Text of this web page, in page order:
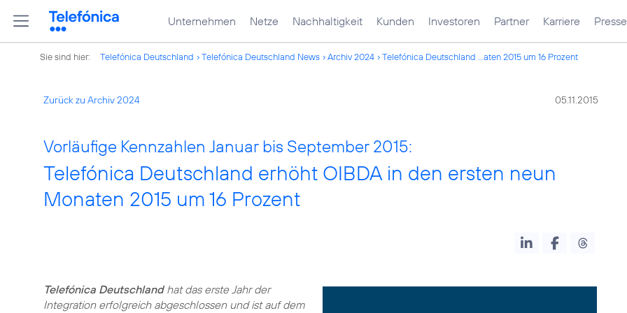
Unternehmen Netze Nachhaltigkeit Kunden Investoren Partner Karriere Presse
Sie sind hier: Telefónica Deutschland Telefónica Deutschland News Archiv 2024 Telefónica Deutschland ...aten 2015 um 16 Prozent
Zurück zu Archiv 2024 05.11.2015
Vorläufige Kennzahlen Januar bis September 2015:
Telefónica Deutschland erhöht OIBDA in den ersten neun
Monaten 2015 um 16 Prozent
Telefónica Deutschlandhat das erste Jahr der
Integration erfolgreich abgeschlossen und ist auf dem